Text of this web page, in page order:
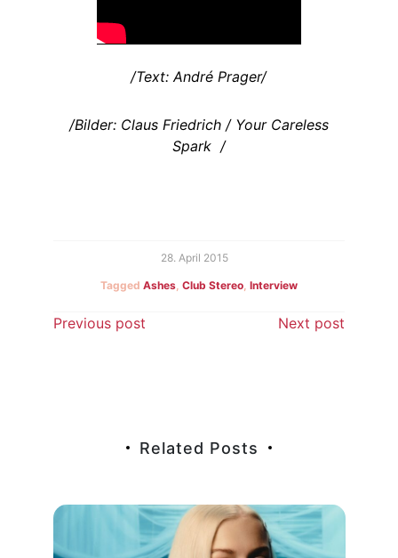
/Text: André Prager/
/Bilder: Claus Friedrich / Your Careless
Spark /
28. April 2015
Tagged Ashes, Club Stereo, Interview
Beitragsnavigation
Previous post Next post
Related Posts